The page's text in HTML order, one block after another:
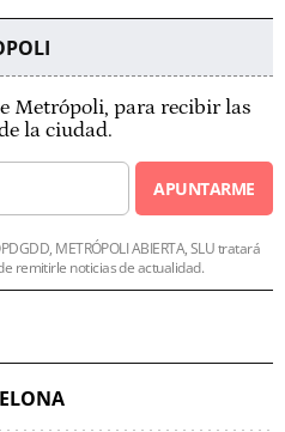
Metrópoli, para recibir las
la ciudad.
APUNTARME
METRÓPOLI ABIERTA, SLU tratará
remitirle noticias de actualidad.